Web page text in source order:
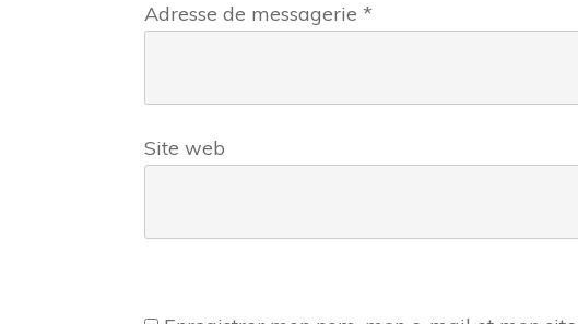
Adresse de messagerie *
Site web